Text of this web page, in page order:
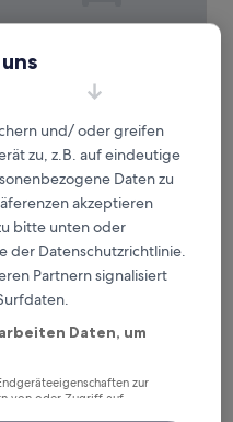
Der
Preis
beträgt
103 €
inkl. Steuern & Gebühren
23. Aug.–24. Aug.
und/ oder greifen
zu, z.B. auf eindeutige
Daten zu
akzeptieren
bitte unten oder
der Datenschutzrichtlinie.
Partnern signalisiert
Daten, um
zur
von oder Zugriff auf